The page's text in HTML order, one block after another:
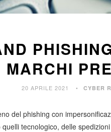
MARCHI
20 APRILE 2021 CYBER
del phishing con
tecnologico, delle